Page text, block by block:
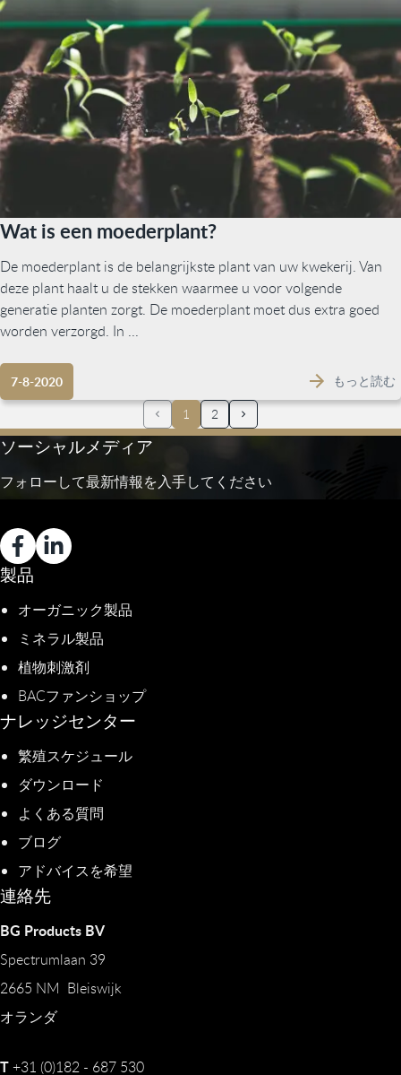
Wat is een moederplant?
De moederplant is de belangrijkste plant van uw kwekerij. Van
deze plant haalt u de stekken waarmee u voor volgende
generatie planten zorgt. De moederplant moet dus extra goed
worden verzorgd. In ...
7-8-2020
もっと読む
1
2
ソーシャルメディア
フォローして最新情報を入手してください
製品
オーガニック製品
ミネラル製品
植物刺激剤
BACファンショップ
ナレッジセンター
繁殖スケジュール
ダウンロード
よくある質問
ブログ
アドバイスを希望
連絡先
BG Products BV
Spectrumlaan 39
2665 NM Bleiswijk
オランダ
T+31 (0)182 - 687 530